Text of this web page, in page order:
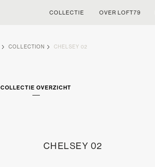
COLLECTIE OVER LOFT79
COLLECTION CHELSEY 02
COLLECTIE OVERZICHT
CHELSEY 02